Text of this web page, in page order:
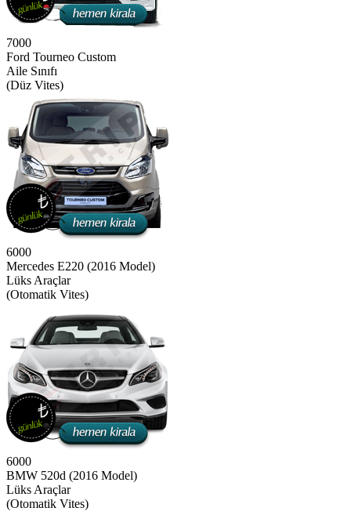
7000
Ford Tourneo Custom
Aile Sınıfı
(Düz Vites)
6000
Mercedes E220 (2016 Model)
Lüks Araçlar
(Otomatik Vites)
6000
BMW 520d (2016 Model)
Lüks Araçlar
(Otomatik Vites)